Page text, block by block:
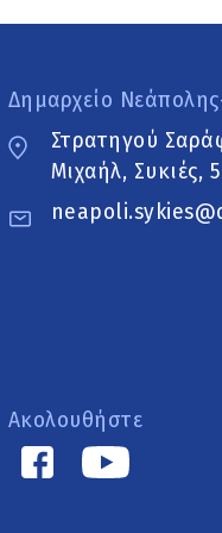
Δημαρχείο
Στρατηγού
Μιχαήλ, Συκιές,
Ακολουθήστε